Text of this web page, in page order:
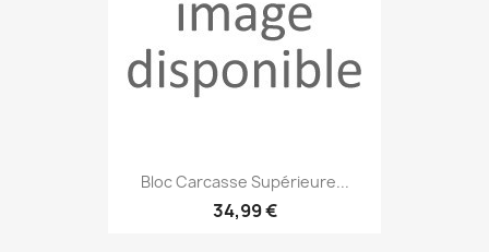
Bloc Carcasse Supérieure...
34,99 €